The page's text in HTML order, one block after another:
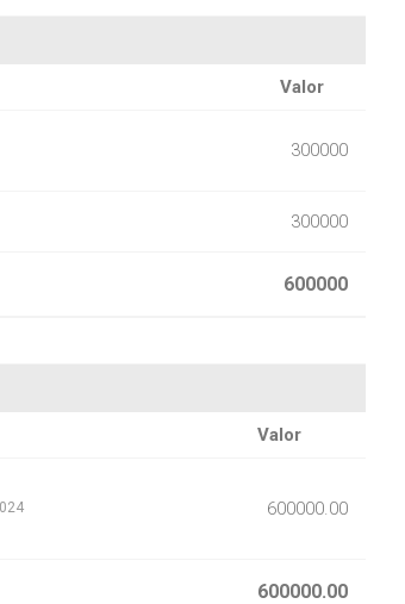
Valor
300000
300000
600000
Valor
600000.00
600000.00